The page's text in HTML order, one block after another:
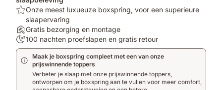
Top:
Onze
meest
luxueuze
boxspring,
voor
superieure
slaapervaring
Onze meest luxueuze boxspring, voor een superieure
slaapervaring
Assembly:
Gratis
bezorging
en
montage
Gratis bezorging en montage
100
nachten
proefslapen:
nachten
proefslapen
100 nachten proefslapen en gratis retour
Maak je boxspring compleet met een van onze
prijswinnende toppers
Verbeter je slaap met onze prijswinnende toppers,
ontworpen om je boxspring aan te vullen voor meer comfort,